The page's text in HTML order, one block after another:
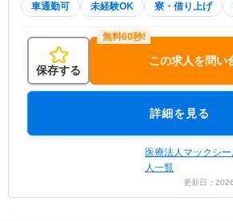
車通勤可 未経験OK 寮・借り上げ
保存する
この求人を問い
詳細を見る
医療法人マックシ
人一覧
更新日：